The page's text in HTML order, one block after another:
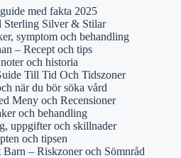
med fakta 2025
Sterling Silver & Stilar
symptom och behandling
– Recept och tips
och historia
Till Tid Och Tidszoner
när du bör söka vård
Meny och Recensioner
och behandling
uppgifter och skillnader
och tipsen
– Riskzoner och Sömnråd